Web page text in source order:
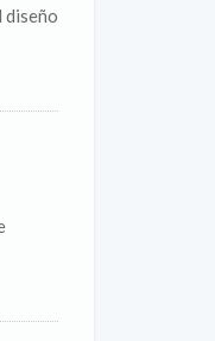
diseño